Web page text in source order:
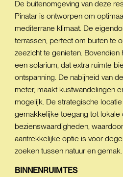
De buitenomgeving van deze
Pinatar is ontworpen om
mediterrane klimaat. De
terrassen, perfect om buiten te
zeezicht te genieten.
een solarium, dat extra ruimte
ontspanning. De nabijheid van
meter, maakt kustwandelingen
mogelijk. De strategische
gemakkelijke toegang tot lokale
bezienswaardigheden,
aantrekkelijke optie is voor
zoeken tussen natuur en gemak.
BINNENRUIMTES